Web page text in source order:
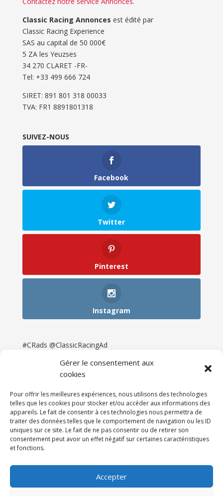
Gérer le consentement aux
cookies
Pour offrir les meilleures expériences, nous utilisons des technologies
telles que les cookies pour stocker et/ou accéder aux informations des
appareils. Le fait de consentir à ces technologies nous permettra de
traiter des données telles que le comportement de navigation ou les ID
uniques sur ce site. Le fait de ne pas consentir ou de retirer son
consentement peut avoir un effet négatif sur certaines caractéristiques
et fonctions.
Accepter
Classic Racing Annonces est édité par
Classic Racing Experience
SAS au capital de 50 000€
5 ZA les Yeuzses
34 270 CLARET -FR-
Tel: ‭+33 499 666 724‬
SIRET: 891 801 318 00033
TVA: FR1 8891801318
SUIVEZ-NOUS
Facebook
Twitter
Pinterest
Instagram
#CRads @ClassicRacingAd
Newsletter & Presse
Partenaires
Tarifs
Espace Client